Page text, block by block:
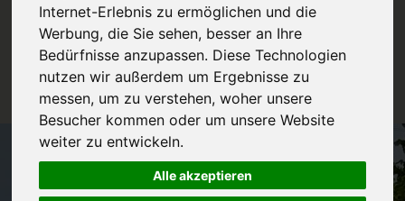
Internet-Erlebnis zu ermöglichen und die
Werbung, die Sie sehen, besser an Ihre
Bedürfnisse anzupassen. Diese Technologien
nutzen wir außerdem um Ergebnisse zu
messen, um zu verstehen, woher unsere
Besucher kommen oder um unsere Website
weiter zu entwickeln.
Alle akzeptieren
Das von Ihnen gesuchte Produkt ist leider zur Zeit
nicht verfügbar.